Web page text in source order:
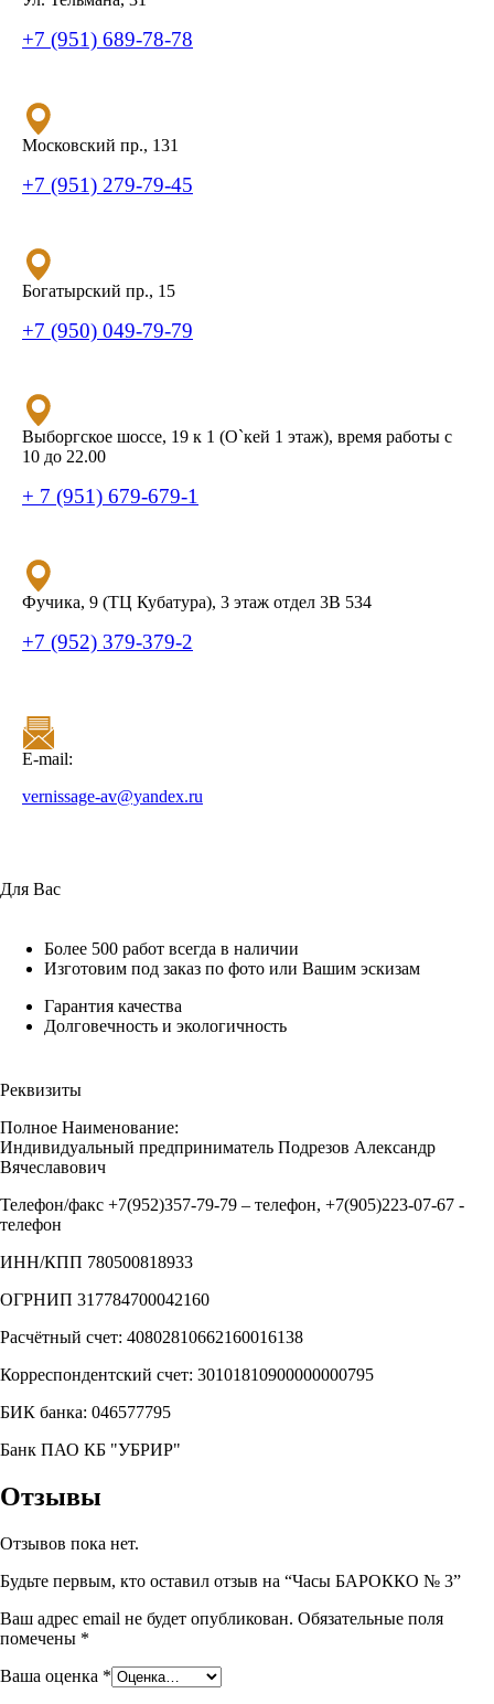
+7 (951) 689-78-78
Московский пр., 131
+7 (951) 279-79-45
Богатырский пр., 15
+7 (950) 049-79-79
Выборгское шоссе, 19 к 1 (О`кей 1 этаж), время работы с
10 до 22.00
+ 7 (951) 679-679-1
Фучика, 9 (ТЦ Кубатура), 3 этаж отдел 3В 534
+7 (952) 379-379-2
E-mail:
vernissage-av@yandex.ru
Для Вас
Более 500 работ всегда в наличии
Изготовим под заказ по фото или Вашим эскизам
Гарантия качества
Долговечность и экологичность
Реквизиты
Полное Наименование:
Индивидуальный предприниматель Подрезов Александр
Вячеславович
Телефон/факс +7(952)357-79-79 – телефон, +7(905)223-07-67 -
телефон
ИНН/КПП 780500818933
ОГРНИП 317784700042160
Расчётный счет: 40802810662160016138
Корреспондентский счет: 30101810900000000795
БИК банка: 046577795
Банк ПАО КБ "УБРИР"
Отзывы
Отзывов пока нет.
Будьте первым, кто оставил отзыв на “Часы БАРОККО № 3”
Ваш адрес email не будет опубликован. Обязательные поля
помечены *
Ваша оценка *